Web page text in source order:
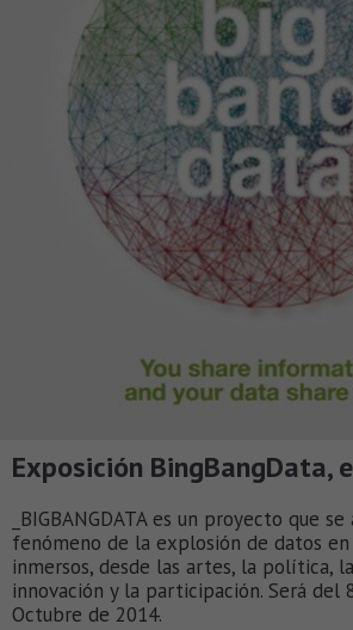
Exposición BingBangData,
_BIGBANGDATA es un proyecto que
fenómeno de la explosión de datos
inmersos, desde las artes, la política,
innovación y la participación. Será del
Octubre de 2014.